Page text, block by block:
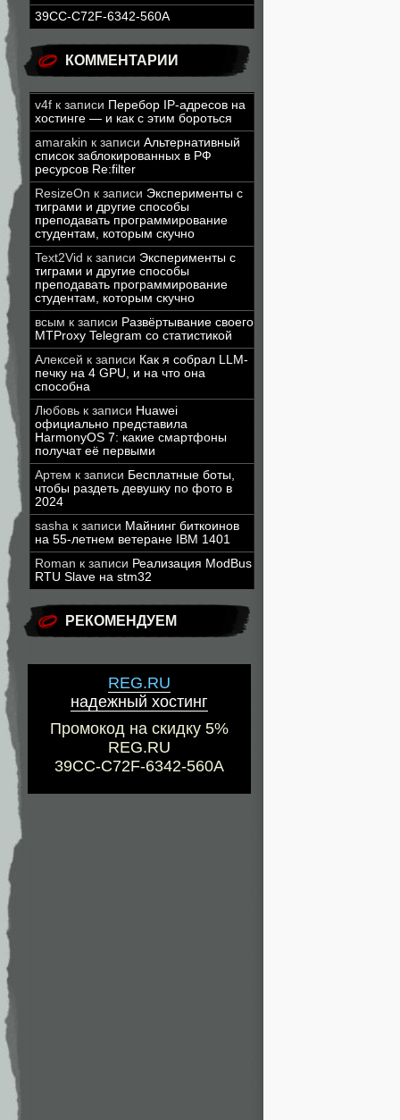
39CC-C72F-6342-560A
КОММЕНТАРИИ
v4f к записи Перебор IP-адресов на
хостинге — и как с этим бороться
amarakin к записи Альтернативный
список заблокированных в РФ
ресурсов Re:filter
ResizeOn к записи Эксперименты с
тиграми и другие способы
преподавать программирование
студентам, которым скучно
Text2Vid к записи Эксперименты с
тиграми и другие способы
преподавать программирование
студентам, которым скучно
всым к записи Развёртывание своего
MTProxy Telegram со статистикой
Алексей к записи Как я собрал LLM-
печку на 4 GPU, и на что она
способна
Любовь к записи Huawei
официально представила
HarmonyOS 7: какие смартфоны
получат её первыми
Артем к записи Бесплатные боты,
чтобы раздеть девушку по фото в
2024
sasha к записи Майнинг биткоинов
на 55-летнем ветеране IBM 1401
Roman к записи Реализация ModBus
RTU Slave на stm32
РЕКОМЕНДУЕМ
REG.RU
надежный хостинг
Промокод на скидку 5%
REG.RU
39CC-C72F-6342-560A